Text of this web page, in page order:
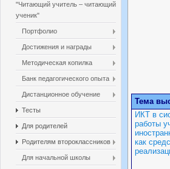
"Читающий учитель – читающий
ученик"
Портфолио
Достижения и награды
Методическая копилка
Банк педагогического опыта
Дистанционное обучение
Тесты
Для родителей
Родителям второклассников
Для начальной школы
Тема
ИКТ в
работы
как